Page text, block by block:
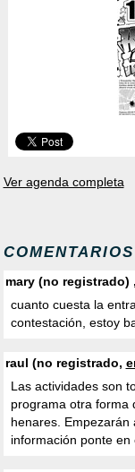
Ver agenda completa
COMENTARIOS
mary (no registrado)
cuanto cuesta la
contestación, estoy
raul (no registrado,
Las actividades son
programa otra forma
henares. Empezarán
información ponte en